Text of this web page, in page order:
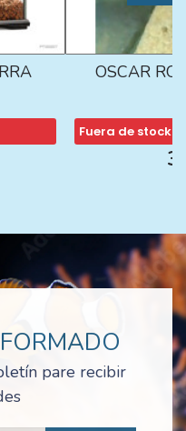
OSCAR
Fuera de stock
pare recibir